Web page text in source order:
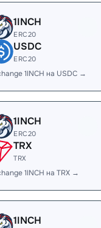
1INCH
ERC20
USDC
ERC20
1INCH на USDC →
1INCH
ERC20
TRX
TRX
1INCH на TRX →
1INCH